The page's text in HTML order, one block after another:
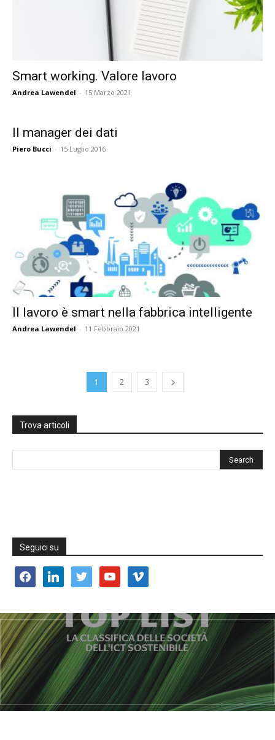
Smart working. Valore lavoro
Andrea Lawendel - 15 Marzo 2021
Il manager dei dati
Piero Bucci - 15 Luglio 2016
Il lavoro è smart nella fabbrica intelligente
Andrea Lawendel - 11 Febbraio 2021
1 2 3
Trova articoli
Seguici su
facebooklinkedin twitter youtube vimeo